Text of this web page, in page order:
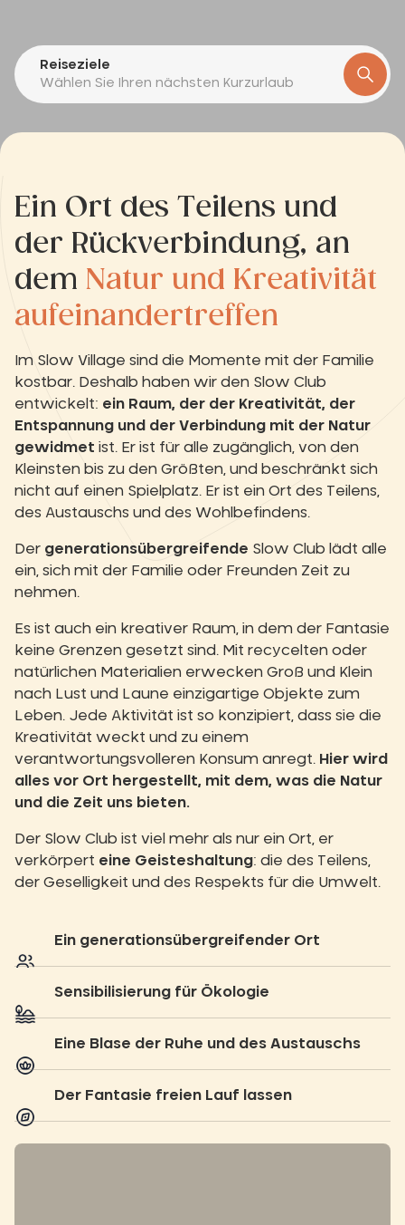
Reiseziele
Wählen Sie Ihren nächsten Kurzurlaub
Ein Ort des Teilens und
der Rückverbindung, an
dem Natur und Kreativität
aufeinandertreffen
Im Slow Village sind die Momente mit der Familie
kostbar. Deshalb haben wir den Slow Club
entwickelt: ein Raum, der der Kreativität, der
Entspannung und der Verbindung mit der Natur
gewidmet ist. Er ist für alle zugänglich, von den
Kleinsten bis zu den Größten, und beschränkt sich
nicht auf einen Spielplatz. Er ist ein Ort des Teilens,
des Austauschs und des Wohlbefindens.
Der generationsübergreifende Slow Club lädt alle
ein, sich mit der Familie oder Freunden Zeit zu
nehmen.
Es ist auch ein kreativer Raum, in dem der Fantasie
keine Grenzen gesetzt sind. Mit recycelten oder
natürlichen Materialien erwecken Groß und Klein
nach Lust und Laune einzigartige Objekte zum
Leben. Jede Aktivität ist so konzipiert, dass sie die
Kreativität weckt und zu einem
verantwortungsvolleren Konsum anregt. Hier wird
alles vor Ort hergestellt, mit dem, was die Natur
und die Zeit uns bieten.
Der Slow Club ist viel mehr als nur ein Ort, er
verkörpert eine Geisteshaltung: die des Teilens,
der Geselligkeit und des Respekts für die Umwelt.
Ein generationsübergreifender Ort
Sensibilisierung für Ökologie
Eine Blase der Ruhe und des Austauschs
Der Fantasie freien Lauf lassen